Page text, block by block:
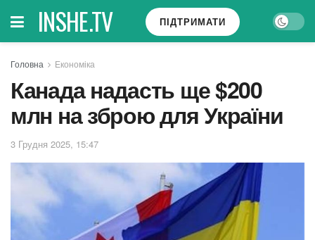
INSHE.TV ПІДТРИМАТИ
Головна Економіка
Канада надасть ще $200
млн на зброю для України
3 Грудня 2025, 15:47